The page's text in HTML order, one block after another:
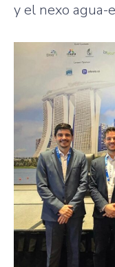
y el nexo agua-